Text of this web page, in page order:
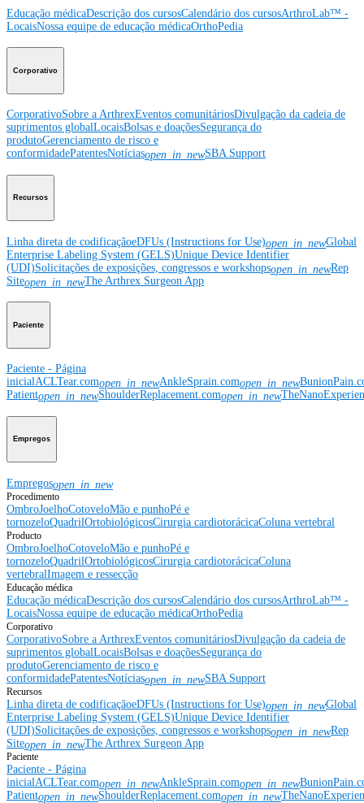
Educação médicaDescrição dos cursosCalendário dos cursosArthroLab™ -
LocaisNossa equipe de educação médicaOrthoPedia
Corporativo
CorporativoSobre a ArthrexEventos comunitáriosDivulgação da cadeia de
suprimentos globalLocaisBolsas e doaçõesSegurança do
produtoGerenciamento de risco e
conformidadePatentesNotíciasopen_in_newSBA Support
Recursos
Linha direta de codificaçãoeDFUs (Instructions for Use)open_in_newGlobal
Enterprise Labeling System (GELS)Unique Device Identifier
(UDI)Solicitações de exposições, congressos e workshopsopen_in_newRep
Siteopen_in_newThe Arthrex Surgeon App
Paciente
Paciente - Página
inicialACLTear.comopen_in_newAnkleSprain.comopen_in_new
Patientopen_in_newShoulderReplacement.comopen_in_new
Empregos
Empregosopen_in_new
Procedimento
OmbroJoelhoCotoveloMão e punhoPé e
tornozeloQuadrilOrtobiológicosCirurgia cardiotorácicaColuna vertebral
Producto
OmbroJoelhoCotoveloMão e punhoPé e
tornozeloQuadrilOrtobiológicosCirurgia cardiotorácicaColuna
vertebralImagem e ressecção
Educação médica
Educação médicaDescrição dos cursosCalendário dos cursosArthroLab™ -
LocaisNossa equipe de educação médicaOrthoPedia
Corporativo
CorporativoSobre a ArthrexEventos comunitáriosDivulgação da cadeia de
suprimentos globalLocaisBolsas e doaçõesSegurança do
produtoGerenciamento de risco e
conformidadePatentesNotíciasopen_in_newSBA Support
Recursos
Linha direta de codificaçãoeDFUs (Instructions for Use)open_in_newGlobal
Enterprise Labeling System (GELS)Unique Device Identifier
(UDI)Solicitações de exposições, congressos e workshopsopen_in_newRep
Siteopen_in_newThe Arthrex Surgeon App
Paciente
Paciente - Página
inicialACLTear.comopen_in_newAnkleSprain.comopen_in_new
Patientopen_in_newShoulderReplacement.comopen_in_new